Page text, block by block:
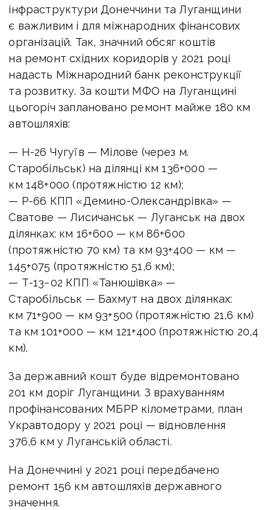
інфраструктури Донеччини та Луганщини
є важливим і для міжнародних фінансових
організацій. Так, значний обсяг коштів
на ремонт східних коридорів у 2021 році
надасть Міжнародний банк реконструкції
та розвитку. За кошти МФО на Луганщині
цьогоріч заплановано ремонт майже 180 км
автошляхів:
— Н-26 Чугуїв — Мілове (через м.
Старобільськ) на ділянці км 136+000 —
км 148+000 (протяжністю 12 км);
— Р-66 КПП «Демино-Олександрівка» —
Сватове — Лисичанськ — Луганськ на двох
ділянках: км 16+600 — км 86+600
(протяжністю 70 км) та км 93+400 — км —
145+075 (протяжністю 51,6 км);
— Т-13−02 КПП «Танюшівка» —
Старобільськ — Бахмут на двох ділянках:
км 71+900 — км 93+500 (протяжністю 21,6 км)
та км 101+000 — км 121+400 (протяжністю 20,4
км).
За державний кошт буде відремонтовано
201 км доріг Луганщини. З врахуванням
профінансованих МБРР кілометрами, план
Укравтодору у 2021 році — відновлення
376,6 км у Луганській області.
На Донеччині у 2021 році передбачено
ремонт 156 км автошляхів державного
значення.